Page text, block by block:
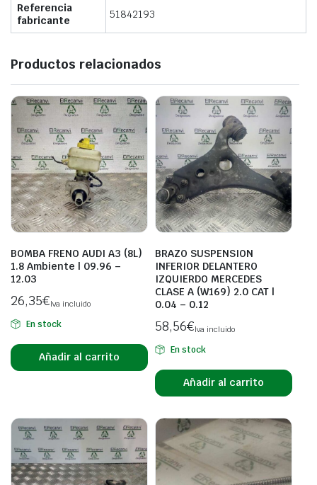
Referencia
fabricante
51842193
Productos relacionados
BOMBA FRENO AUDI A3 (8L)
1.8 Ambiente | 09.96 –
12.03
26,35€Iva incluido
En stock
Añadir al carrito
BRAZO SUSPENSION
INFERIOR DELANTERO
IZQUIERDO MERCEDES
CLASE A (W169) 2.0 CAT |
0.04 – 0.12
58,56€Iva incluido
En stock
Añadir al carrito